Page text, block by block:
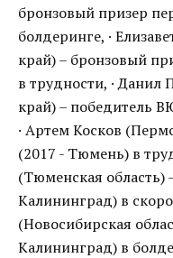
бронзовый призер
болдеринге, ·
край) – бронзовый
в трудности, ·
край) – победитель
· Артем Косков
(2017 - Тюмень) в
(Тюменская
Калининград) в
(Новосибирская
Калининград) в